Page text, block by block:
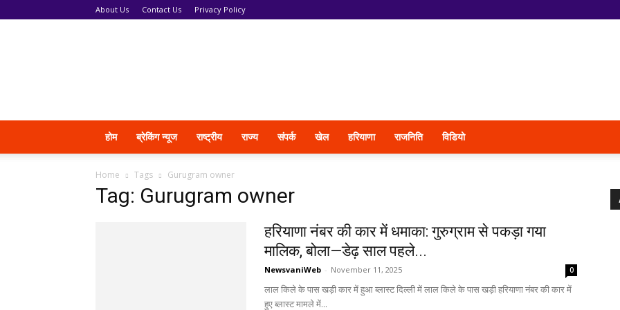
About Us Contact Us Privacy Policy
होम ब्रेकिंग न्यूज राष्ट्रीय राज्य संपर्क खेल हरियाणा राजनिति विडियो
Home Tags Gurugram owner
Tag: Gurugram owner
हरियाणा नंबर की कार में धमाका: गुरुग्राम से पकड़ा गया
मालिक, बोला—डेढ़ साल पहले...
NewsvaniWeb - November 11, 2025 0
लाल किले के पास खड़ी कार में हुआ ब्लास्ट दिल्ली में लाल किले के पास खड़ी हरियाणा नंबर की कार में
हुए ब्लास्ट मामले में...